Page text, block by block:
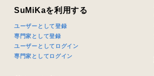
SuMiKaを利用する
ユーザーとして登録
専門家として登録
ユーザーとしてログイン
専門家としてログイン